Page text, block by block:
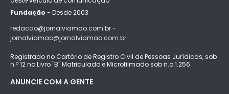
Fundação - Desde 2003
redacao@jornalviamao.com.br -
jornalviamao@jornalviamao.com.br
Registrado no Cartório de Registro Civil de Pessoas Jurídicas, sob
n.º 12 no Livro "B" Matriculado e Microfilmado sob n.o 1.256.
ANUNCIE COM A GENTE